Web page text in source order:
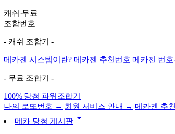
캐쉬·무료
조합번호
- 캐쉬 조합기 -
메카젠 시스템이란? 메카젠 추천번호 메카젠 번호
- 무료 조합기 -
100% 당첨 파워조합기
나의 로또번호 → 회원 서비스 안내 → 메카젠 추
메카 당첨 게시판 arrow_drop_down